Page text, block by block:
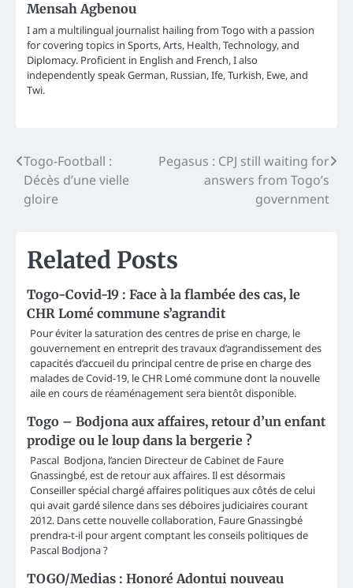
Mensah Agbenou
I am a multilingual journalist hailing from Togo with a passion
for covering topics in Sports, Arts, Health, Technology, and
Diplomacy. Proficient in English and French, I also
independently speak German, Russian, Ife, Turkish, Ewe, and
Twi.
Post
navigation
Togo-Football :
Décès d’une vielle
gloire
Pegasus : CPJ still waiting for
answers from Togo’s
government
Related Posts
Togo-Covid-19 : Face à la flambée des cas, le
CHR Lomé commune s’agrandit
Pour éviter la saturation des centres de prise en charge, le
gouvernement en entreprit des travaux d’agrandissement des
capacités d’accueil du principal centre de prise en charge des
malades de Covid-19, le CHR Lomé commune dont la nouvelle
aile en cours de réaménagement sera bientôt disponible.
Togo – Bodjona aux affaires, retour d’un enfant
prodige ou le loup dans la bergerie ?
Pascal Bodjona, l’ancien Directeur de Cabinet de Faure
Gnassingbé, est de retour aux affaires. Il est désormais
Conseiller spécial chargé affaires politiques aux côtés de celui
qui avait gardé silence dans ses déboires judiciaires courant
2012. Dans cette nouvelle collaboration, Faure Gnassingbé
prendra-t-il pour argent comptant les conseils politiques de
Pascal Bodjona ?
TOGO/Medias : Honoré Adontui nouveau